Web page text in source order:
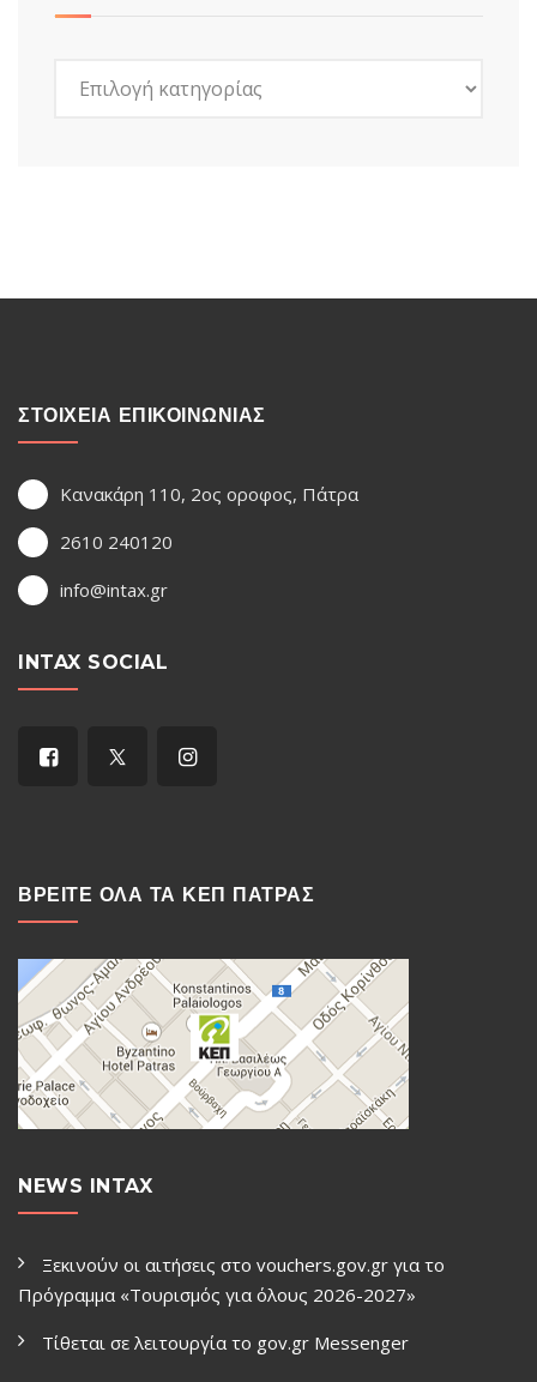
ΣΤΟΙΧΕΙΑ ΕΠΙΚΟΙΝΩΝΙΑΣ
Κανακάρη 110, 2ος οροφος, Πάτρα
2610 240120
info@intax.gr
INTAX SOCIAL
ΒΡΕΙΤΕ ΟΛΑ ΤΑ ΚΕΠ ΠΑΤΡΑΣ
NEWS INTAX
Ξεκινούν οι αιτήσεις στο vouchers.gov.gr για το
Πρόγραμμα «Τουρισμός για όλους 2026-2027»
Τίθεται σε λειτουργία το gov.gr Μessenger